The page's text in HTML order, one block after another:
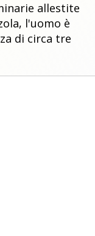
allestite
l'uomo è
di circa tre